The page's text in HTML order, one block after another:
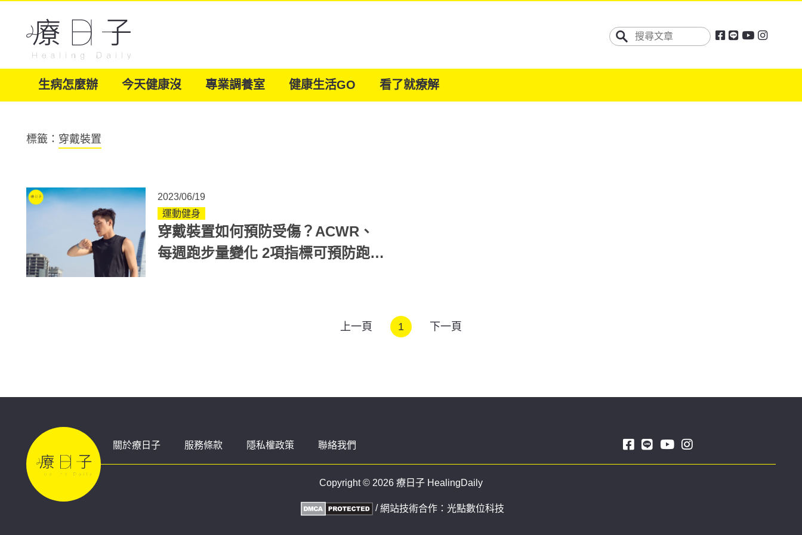
生病怎麼辦 今天健康沒 專業調養室 健康生活GO 看了就療解
標籤： 穿戴裝置
2023/06/19
運動健身
穿戴裝置如何預防受傷？ACWR、
每週跑步量變化 2項指標可預防跑步
上一頁 1 下一頁
關於療日子 服務條款 隱私權政策 聯絡我們
Copyright © 2026 療日子 HealingDaily
/網站技術合作： 光點數位科技